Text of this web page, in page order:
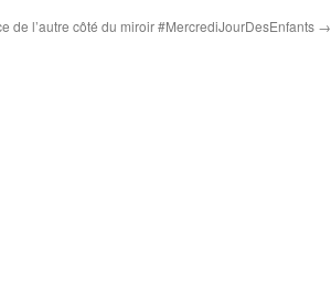
de l’autre côté du miroir #MercrediJourDesEnfants →